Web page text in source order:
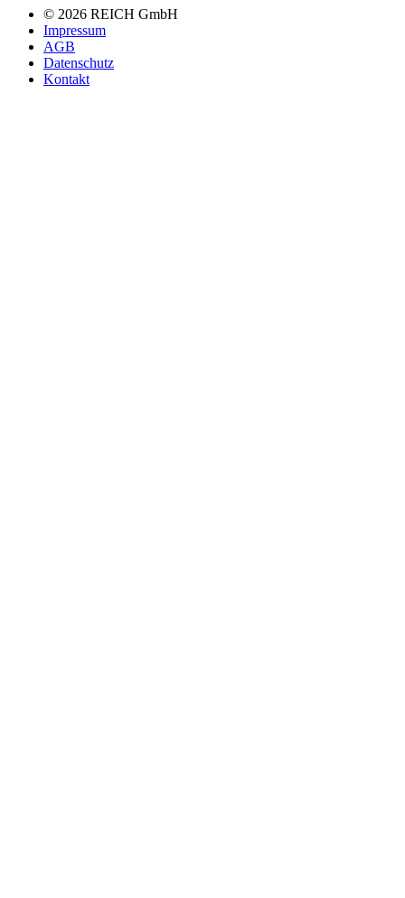
navigation
© 2026 REICH GmbH
Impressum
AGB
Datenschutz
Kontakt